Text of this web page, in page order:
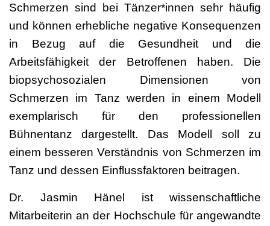
Schmerzen sind bei Tänzer*innen sehr häufig
und können erhebliche negative Konsequenzen
in Bezug auf die Gesundheit und die
Arbeitsfähigkeit der Betroffenen haben. Die
biopsychosozialen Dimensionen von
Schmerzen im Tanz werden in einem Modell
exemplarisch für den professionellen
Bühnentanz dargestellt. Das Modell soll zu
einem besseren Verständnis von Schmerzen im
Tanz und dessen Einflussfaktoren beitragen.
Dr. Jasmin Hänel ist wissenschaftliche
Mitarbeiterin an der Hochschule für angewandte